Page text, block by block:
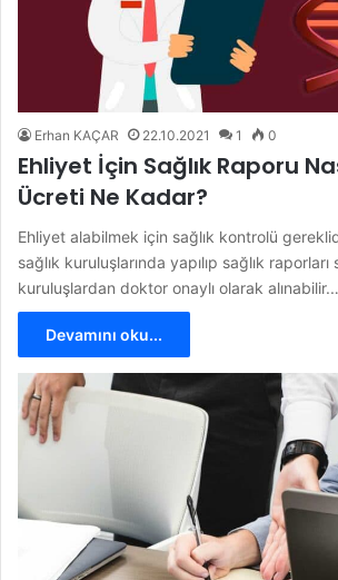
Erhan KAÇAR 22.10.2021 1 0
Ehliyet İçin Sağlık Raporu
Ücreti Ne Kadar?
Ehliyet alabilmek için sağlık kontrolü
sağlık kuruluşlarında yapılıp sağlık
kuruluşlardan doktor onaylı olarak
Devamını oku...